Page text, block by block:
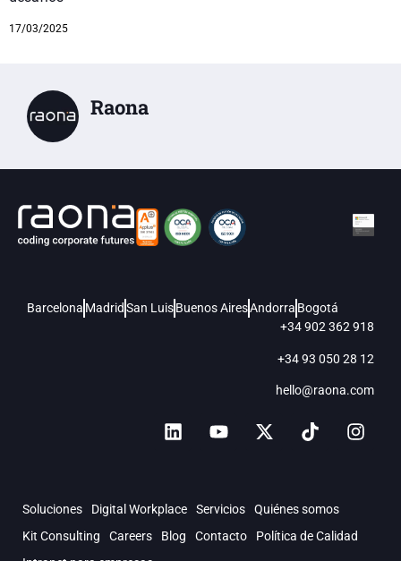
17/03/2025
Raona
Barcelona MadridSan LuisBuenos AiresAndorra Bogotá
+34 902 362 918
+34 93 050 28 12
hello@raona.com
Soluciones Digital Workplace Servicios
Quiénes somos
Kit Consulting
Careers Blog Contacto
Política de Calidad